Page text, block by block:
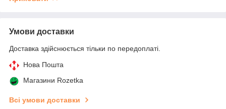
Умови доставки
Доставка здійснюється тільки по передоплаті.
Нова Пошта
Магазини Rozetka
Всі умови доставки